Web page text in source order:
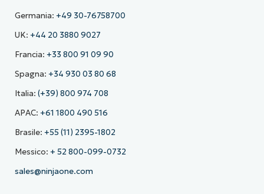
Germania: +49 30-76758700
UK: +44 20 3880 9027
Francia: +33 800 91 09 90
Spagna: +34 930 03 80 68
Italia: (+39) 800 974 708
APAC: +61 1800 490 516
Brasile: +55 (11) 2395-1802
Messico: + 52 800-099-0732
sales@ninjaone.com